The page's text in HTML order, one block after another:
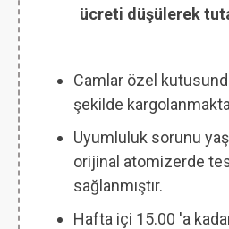
ücreti düşülerek
Camlar özel
şekilde
Uyumluluk sorunu
orijinal atomizerde
sağlanmıştır.
Hafta içi 15.00 'a